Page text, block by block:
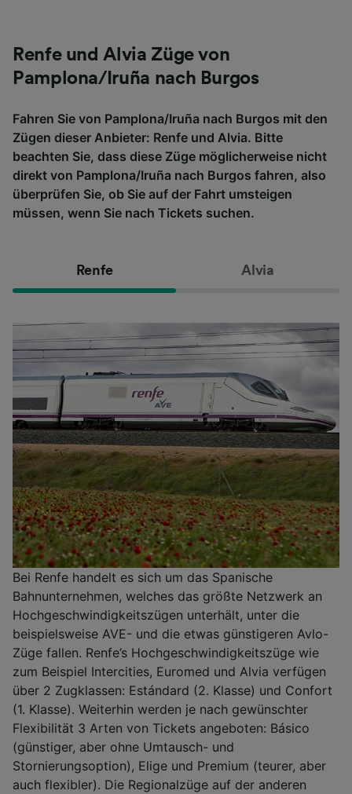
Renfe und Alvia Züge von
Pamplona/Iruña nach Burgos
Fahren Sie von Pamplona/Iruña nach Burgos mit den
Zügen dieser Anbieter: Renfe und Alvia. Bitte
beachten Sie, dass diese Züge möglicherweise nicht
direkt von Pamplona/Iruña nach Burgos fahren, also
überprüfen Sie, ob Sie auf der Fahrt umsteigen
müssen, wenn Sie nach Tickets suchen.
Renfe Alvia
Bei Renfe handelt es sich um das Spanische
Bahnunternehmen, welches das größte Netzwerk an
Hochgeschwindigkeitszügen unterhält, unter die
beispielsweise AVE- und die etwas günstigeren Avlo-
Züge fallen. Renfe’s Hochgeschwindigkeitszüge wie
zum Beispiel Intercities, Euromed und Alvia verfügen
über 2 Zugklassen: Estándard (2. Klasse) und Confort
(1. Klasse). Weiterhin werden je nach gewünschter
Flexibilität 3 Arten von Tickets angeboten: Básico
(günstiger, aber ohne Umtausch- und
Stornierungsoption), Elige und Premium (teurer, aber
auch flexibler). Die Regionalzüge auf der anderen